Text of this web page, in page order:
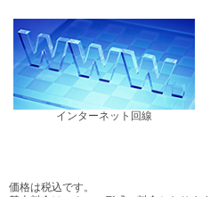
インターネット回線
価格は税込です。